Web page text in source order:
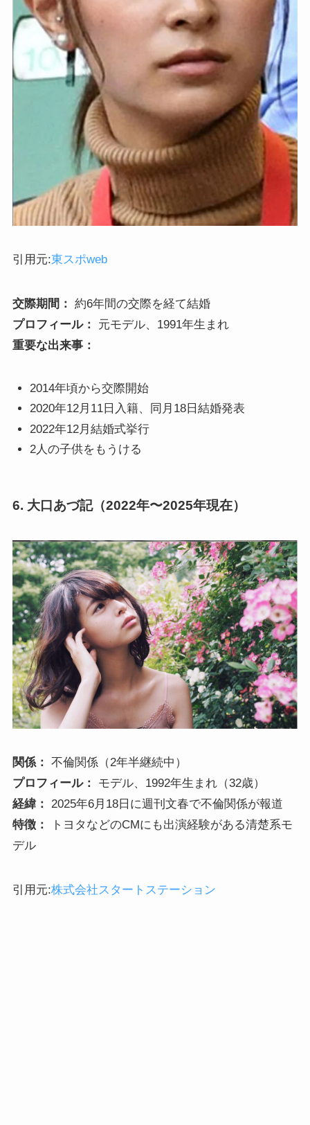
引用元:東スポweb
交際期間： 約6年間の交際を経て結婚
プロフィール：
元モデル、1991年生まれ
重要な出来事：
2014年頃から交際開始
2020年12月11日入籍、同月18日結婚発表
2022年12月結婚式挙行
2人の子供をもうける
6. 大口あづ記（2022年〜2025年現在）
関係： 不倫関係（2年半継続中）
プロフィール：
モデル、1992年生まれ（32歳）
経緯： 2025年6月18日に週刊文春で不倫関係が報道
特徴：
トヨタなどのCMにも出演経験がある清楚系モ
デル
引用元:株式会社スタートステーション